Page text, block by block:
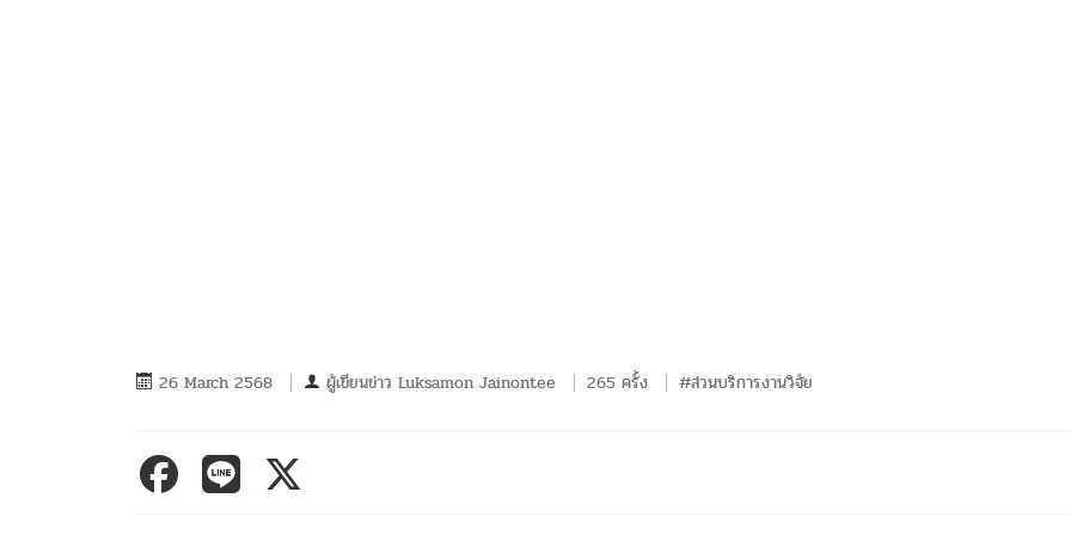
26 March 2568 ผู้เขียนข่าว Luksamon Jainontee 265 ครั้ง #ส่วนบริการงานวิจัย